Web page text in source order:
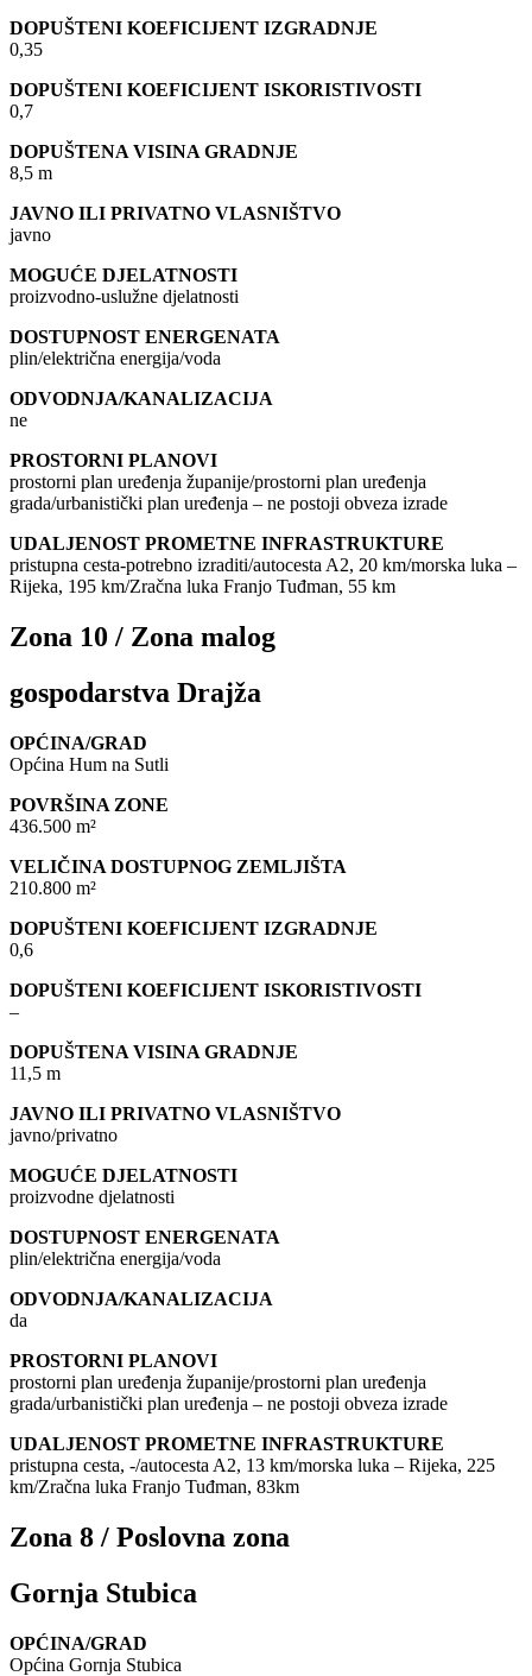
DOPUŠTENI KOEFICIJENT IZGRADNJE
0,35
DOPUŠTENI KOEFICIJENT ISKORISTIVOSTI
0,7
DOPUŠTENA VISINA GRADNJE
8,5 m
JAVNO ILI PRIVATNO VLASNIŠTVO
javno
MOGUĆE DJELATNOSTI
proizvodno-uslužne djelatnosti
DOSTUPNOST ENERGENATA
plin/električna energija/voda
ODVODNJA/KANALIZACIJA
ne
PROSTORNI PLANOVI
prostorni plan uređenja županije/prostorni plan uređenja
grada/urbanistički plan uređenja – ne postoji obveza izrade
UDALJENOST PROMETNE INFRASTRUKTURE
pristupna cesta-potrebno izraditi/autocesta A2, 20 km/morska luka –
Rijeka, 195 km/Zračna luka Franjo Tuđman, 55 km
Zona 10 / Zona malog
gospodarstva Drajža
OPĆINA/GRAD
Općina Hum na Sutli
POVRŠINA ZONE
436.500 m²
VELIČINA DOSTUPNOG ZEMLJIŠTA
210.800 m²
DOPUŠTENI KOEFICIJENT IZGRADNJE
0,6
DOPUŠTENI KOEFICIJENT ISKORISTIVOSTI
–
DOPUŠTENA VISINA GRADNJE
11,5 m
JAVNO ILI PRIVATNO VLASNIŠTVO
javno/privatno
MOGUĆE DJELATNOSTI
proizvodne djelatnosti
DOSTUPNOST ENERGENATA
plin/električna energija/voda
ODVODNJA/KANALIZACIJA
da
PROSTORNI PLANOVI
prostorni plan uređenja županije/prostorni plan uređenja
grada/urbanistički plan uređenja – ne postoji obveza izrade
UDALJENOST PROMETNE INFRASTRUKTURE
pristupna cesta, -/autocesta A2, 13 km/morska luka – Rijeka, 225
km/Zračna luka Franjo Tuđman, 83km
Zona 8 / Poslovna zona
Gornja Stubica
OPĆINA/GRAD
Općina Gornja Stubica